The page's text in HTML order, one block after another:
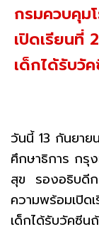
กรมควบคุม
เปิดเรียนที่
เด็กได้รับวั
วันนี้ 13 กันยา
ศึกษาธิการ ก
สุข รองอธิบดีก
ความพร้อมเปิ
เด็กได้รับวัคซีน